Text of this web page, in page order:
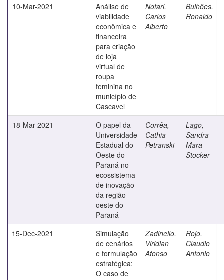
10-Mar-2021
Análise de
viabilidade
econômica e
financeira
para criação
de loja
virtual de
roupa
feminina no
município de
Cascavel
Notari,
Carlos
Alberto
Bulhões,
Ronaldo
18-Mar-2021
O papel da
Universidade
Estadual do
Oeste do
Paraná no
ecossistema
de inovação
da região
oeste do
Paraná
Corrêa,
Cathia
Petranski
Lago,
Sandra
Mara
Stocker
15-Dec-2021
Simulação
de cenários
e formulação
estratégica:
O caso de
Zadinello,
Viridian
Afonso
Rojo,
Claudio
Antonio